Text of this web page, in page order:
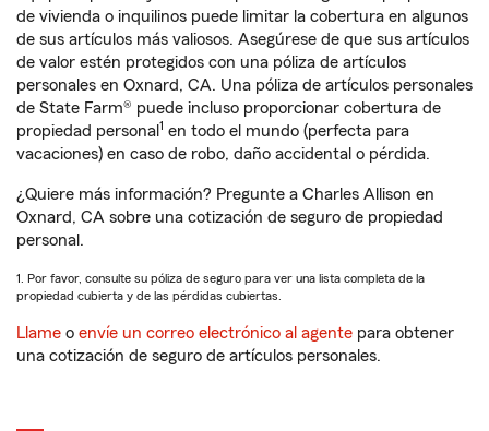
de vivienda o inquilinos puede limitar la cobertura en algunos
de sus artículos más valiosos. Asegúrese de que sus artículos
de valor estén protegidos con una póliza de artículos
personales en Oxnard, CA. Una póliza de artículos personales
de State Farm® puede incluso proporcionar cobertura de
propiedad personal 1 en todo el mundo (perfecta para
vacaciones) en caso de robo, daño accidental o pérdida.
¿Quiere más información? Pregunte a Charles Allison en
Oxnard, CA sobre una cotización de seguro de propiedad
personal.
1. Por favor, consulte su póliza de seguro para ver una lista completa de la
propiedad cubierta y de las pérdidas cubiertas.
Llame o envíe un correo electrónico al agente para obtener
una cotización de seguro de artículos personales.